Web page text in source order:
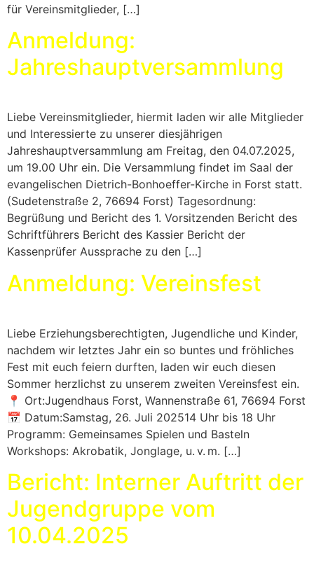
für Vereinsmitglieder, […]
Anmeldung:
Jahreshauptversammlung
Liebe Vereinsmitglieder, hiermit laden wir alle Mitglieder
und Interessierte zu unserer diesjährigen
Jahreshauptversammlung am Freitag, den 04.07.2025,
um 19.00 Uhr ein. Die Versammlung findet im Saal der
evangelischen Dietrich-Bonhoeffer-Kirche in Forst statt.
(Sudetenstraße 2, 76694 Forst) Tagesordnung:
Begrüßung und Bericht des 1. Vorsitzenden Bericht des
Schriftführers Bericht des Kassier Bericht der
Kassenprüfer Aussprache zu den […]
Anmeldung: Vereinsfest
Liebe Erziehungsberechtigten, Jugendliche und Kinder,
nachdem wir letztes Jahr ein so buntes und fröhliches
Fest mit euch feiern durften, laden wir euch diesen
Sommer herzlichst zu unserem zweiten Vereinsfest ein.
📍 Ort:Jugendhaus Forst, Wannenstraße 61, 76694 Forst
📅 Datum:Samstag, 26. Juli 202514 Uhr bis 18 Uhr
Programm: Gemeinsames Spielen und Basteln
Workshops: Akrobatik, Jonglage, u. v. m. […]
Bericht: Interner Auftritt der
Jugendgruppe vom
10.04.2025